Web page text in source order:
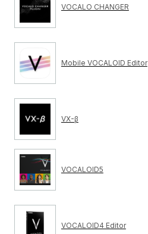
VOCALO CHANGER
Mobile VOCALOID Editor
VX-β
VOCALOID5
VOCALOID4 Editor